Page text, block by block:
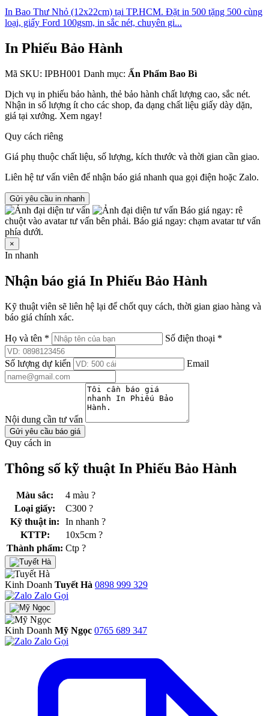
In Bao Thư Nhỏ (12x22cm) tại TP.HCM. Đặt in 500 tặng 500 cùng
loại, giấy Ford 100gsm, in sắc nét, chuyên gi...
In Phiếu Bảo Hành
Mã SKU: IPBH001 Danh mục: Ấn Phẩm Bao Bì
Dịch vụ in phiếu bảo hành, thẻ bảo hành chất lượng cao, sắc nét.
Nhận in số lượng ít cho các shop, đa dạng chất liệu giấy dày dặn,
giá tại xưởng. Xem ngay!
Quy cách riêng
Giá phụ thuộc chất liệu, số lượng, kích thước và thời gian cần giao.
Liên hệ tư vấn viên để nhận báo giá nhanh qua gọi điện hoặc Zalo.
Gửi yêu cầu in nhanh
Báo giá ngay: rê
chuột vào avatar tư vấn bên phải. Báo giá ngay: chạm avatar tư vấn
phía dưới.
×
In nhanh
Nhận báo giá In Phiếu Bảo Hành
Kỹ thuật viên sẽ liên hệ lại để chốt quy cách, thời gian giao hàng và
báo giá chính xác.
Họ và tên * Số điện thoại *
Số lượng dự kiến Email
Nội dung cần tư vấn
Gửi yêu cầu báo giá
Quy cách in
Thông số kỹ thuật In Phiếu Bảo Hành
Màu sắc: 4 màu ?
Loại giấy:
C300 ?
Kỹ thuật in:
In nhanh ?
KTTP:
10x5cm ?
Thành phẩm: Ctp ?
Kinh Doanh Tuyết Hà 0898 999 329
Zalo Gọi
Kinh Doanh Mỹ Ngọc 0765 689 347
Zalo Gọi